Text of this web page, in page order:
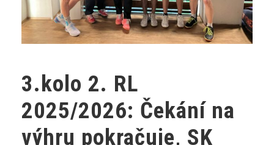
3.kolo 2. RL
2025/2026: Čekání na
výhru pokračuje, SK